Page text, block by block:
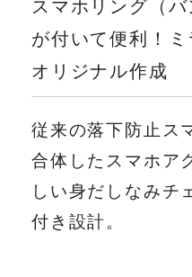
スマホリング（
が付いて便利！
オリジナル作成
従来の落下防止ス
合体したスマホア
しい身だしなみチ
付き設計。